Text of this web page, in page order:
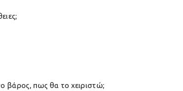
βάρος, πως θα το χειριστώ;